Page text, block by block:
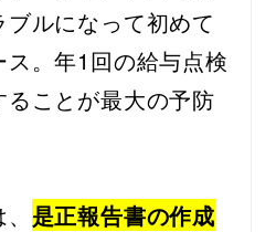
ルになって初めて
。年1回の給与点検
ことが最大の予防
是正報告書の作成